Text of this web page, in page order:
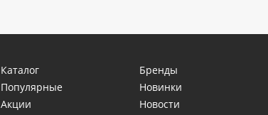
Каталог
Популярные
Акции
Бренды
Новинки
Новости